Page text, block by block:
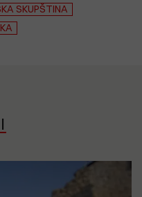
SKUPŠTINA